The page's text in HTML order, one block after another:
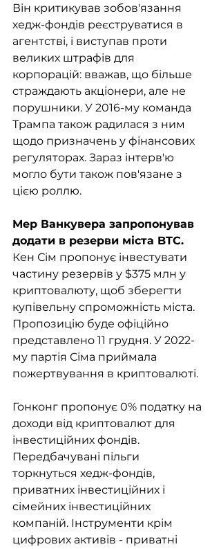
Він критикував зобов'язання
хедж-фондів реєструватися в
агентстві, і виступав проти
великих штрафів для
корпорацій: вважав, що більше
страждають акціонери, але не
порушники. У 2016-му команда
Трампа також радилася з ним
щодо призначень у фінансових
регуляторах. Зараз інтерв'ю
могло бути також пов'язане з
цією роллю.
Мер Ванкувера запропонував
додати в резерви міста BTC.
Кен Сім пропонує інвестувати
частину резервів у $375 млн у
криптовалюту, щоб зберегти
купівельну спроможність міста.
Пропозицію буде офіційно
представлено 11 грудня. У 2022-
му партія Сіма приймала
пожертвування в криптовалюті.
Гонконг пропонує 0% податку на
доходи від криптовалют для
інвестиційних фондів.
Передбачувані пільги
торкнуться хедж-фондів,
приватних інвестиційних і
сімейних інвестиційних
компаній. Інструменти крім
цифрових активів - приватні